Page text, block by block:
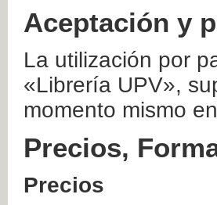
Aceptación y
La utilización por
«Librería UPV»,
momento mismo
Precios,
Precios